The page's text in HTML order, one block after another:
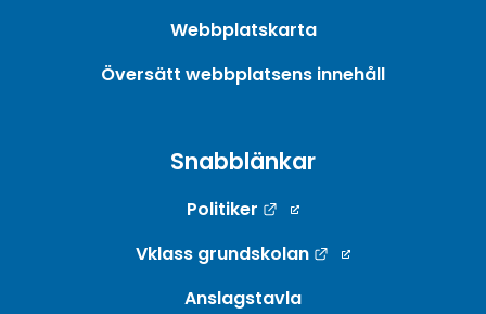
Webbplatskarta
Översätt webbplatsens innehåll
Snabblänkar
Politiker
Länk till annan
Vklass grundskolan
Länk till annan
Anslagstavla